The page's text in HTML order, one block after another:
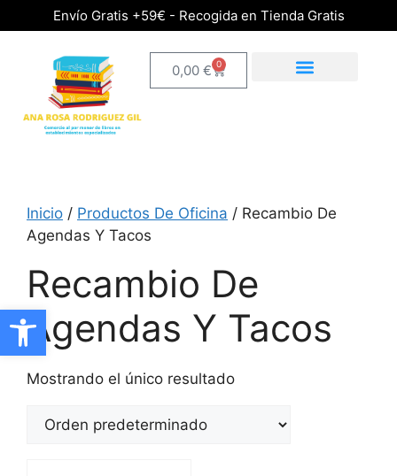
Abrir barra de herramientas
Envío Gratis +59€ - Recogida en Tienda Gratis
0,00 € 0
Inicio / Productos De Oficina / Recambio De
Agendas Y Tacos
Recambio De
Agendas Y Tacos
Mostrando el único resultado